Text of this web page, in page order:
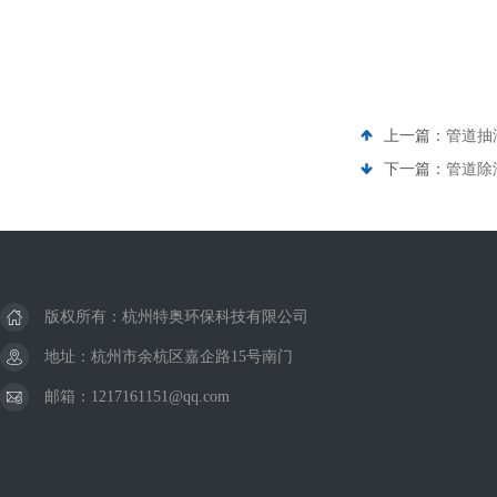
上一篇： 管道抽
下一篇： 管道除
版权所有：杭州特奥环保科技有限公司
地址：杭州市余杭区嘉企路15号南门
邮箱：1217161151@qq.com